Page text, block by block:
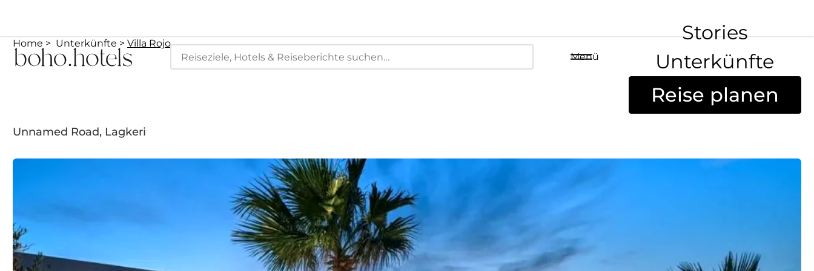
Menü
Stories
Unterkünfte
Reise planen
Home Unterkünfte Villa Rojo
Unnamed Road, Lagkeri